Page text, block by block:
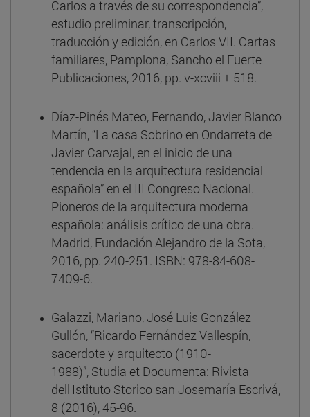
Carlos a través de su correspondencia”,
estudio preliminar, transcripción,
traducción y edición, en Carlos VII. Cartas
familiares, Pamplona, Sancho el Fuerte
Publicaciones, 2016, pp. v-xcviii + 518.
Díaz-Pinés Mateo, Fernando, Javier Blanco
Martín, “La casa Sobrino en Ondarreta de
Javier Carvajal, en el inicio de una
tendencia en la arquitectura residencial
española” en el III Congreso Nacional.
Pioneros de la arquitectura moderna
española: análisis crítico de una obra.
Madrid, Fundación Alejandro de la Sota,
2016, pp. 240-251. ISBN: 978-84-608-
7409-6.
Galazzi, Mariano, José Luis González
Gullón, “Ricardo Fernández Vallespín,
sacerdote y arquitecto (1910-
1988)”, Studia et Documenta: Rivista
dell'Istituto Storico san Josemaría Escrivá,
8 (2016), 45-96.